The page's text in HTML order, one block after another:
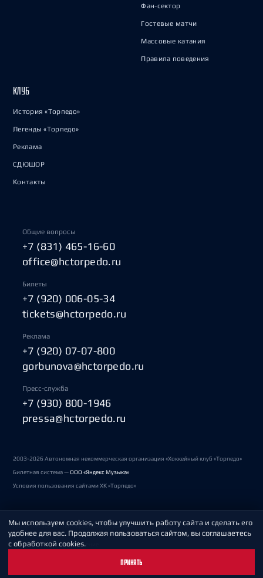
Фан-сектор
Гостевые матчи
Массовые катания
Правила поведения
КЛУБ
История «Торпедо»
Легенды «Торпедо»
Реклама
СДЮШОР
Контакты
Общие вопросы
+7 (831) 465-16-60
office@hctorpedo.ru
Билеты
+7 (920) 006-05-34
tickets@hctorpedo.ru
Реклама
+7 (920) 07-07-800
gorbunova@hctorpedo.ru
Пресс-служба
+7 (930) 800-1946
pressa@hctorpedo.ru
2003-2026 Автономная некоммерческая организация «Хоккейный клуб «Торпедо»
Билетная система —ООО «Яндекс Музыка»
Условия пользования сайтами ХК «Торпедо»
Политика обработки персональных данных
Пользовательское соглашение
Мы используем cookies, чтобы улучшить работу сайта и сделать его
удобнее для вас. Продолжая пользоваться сайтом, вы соглашаетесь
с обработкой cookies.
ПРИНЯТЬ